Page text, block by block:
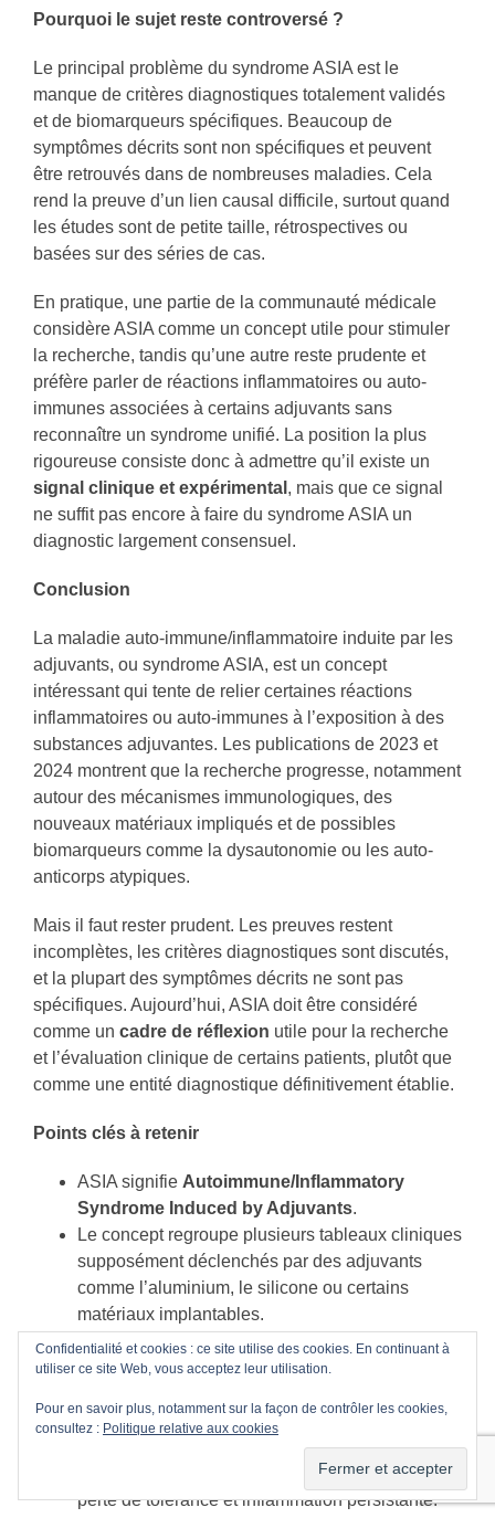
Pourquoi le sujet reste controversé ?
Le principal problème du syndrome ASIA est le
manque de critères diagnostiques totalement validés
et de biomarqueurs spécifiques. Beaucoup de
symptômes décrits sont non spécifiques et peuvent
être retrouvés dans de nombreuses maladies. Cela
rend la preuve d’un lien causal difficile, surtout quand
les études sont de petite taille, rétrospectives ou
basées sur des séries de cas.
En pratique, une partie de la communauté médicale
considère ASIA comme un concept utile pour stimuler
la recherche, tandis qu’une autre reste prudente et
préfère parler de réactions inflammatoires ou auto-
immunes associées à certains adjuvants sans
reconnaître un syndrome unifié. La position la plus
rigoureuse consiste donc à admettre qu’il existe un
signal clinique et expérimental , mais que ce signal
ne suffit pas encore à faire du syndrome ASIA un
diagnostic largement consensuel.
Conclusion
La maladie auto-immune/inflammatoire induite par les
adjuvants, ou syndrome ASIA, est un concept
intéressant qui tente de relier certaines réactions
inflammatoires ou auto-immunes à l’exposition à des
substances adjuvantes. Les publications de 2023 et
2024 montrent que la recherche progresse, notamment
autour des mécanismes immunologiques, des
nouveaux matériaux impliqués et de possibles
biomarqueurs comme la dysautonomie ou les auto-
anticorps atypiques.
Mais il faut rester prudent. Les preuves restent
incomplètes, les critères diagnostiques sont discutés,
et la plupart des symptômes décrits ne sont pas
spécifiques. Aujourd’hui, ASIA doit être considéré
comme un cadre de réflexion utile pour la recherche
et l’évaluation clinique de certains patients, plutôt que
comme une entité diagnostique définitivement établie.
Points clés à retenir
ASIA signifie Autoimmune/Inflammatory
Syndrome Induced by Adjuvants.
Le concept regroupe plusieurs tableaux cliniques
supposément déclenchés par des adjuvants
comme l’aluminium, le silicone ou certains
matériaux implantables.
Les symptômes sont surtout la fatigue, les
douleurs musculaires et articulaires, les troubles
la dysautonomie.
Les mécanismes proposés reposent sur une
activation immunitaire innée et adaptative, avec
perte de tolérance et inflammation persistante.
Confidentialité et cookies : ce site utilise des cookies. En continuant à
utiliser ce site Web, vous acceptez leur utilisation.
Pour en savoir plus, notamment sur la façon de contrôler les cookies,
consultez : Politique relative aux cookies